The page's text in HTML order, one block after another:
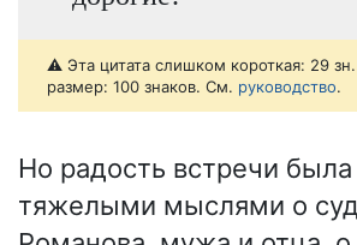
⚠️ Эта цитата слишком короткая: 29
размер: 100 знаков. См. руководство.
Но радость встречи
тяжелыми мыслями о